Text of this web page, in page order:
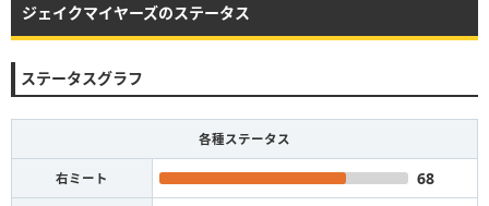
ジェイクマイヤーズのステータス
ステータスグラフ
各種ステータス
右ミート 68